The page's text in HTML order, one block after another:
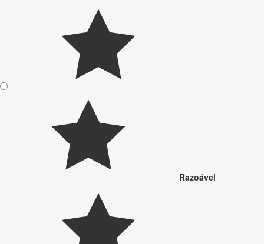
Razoável